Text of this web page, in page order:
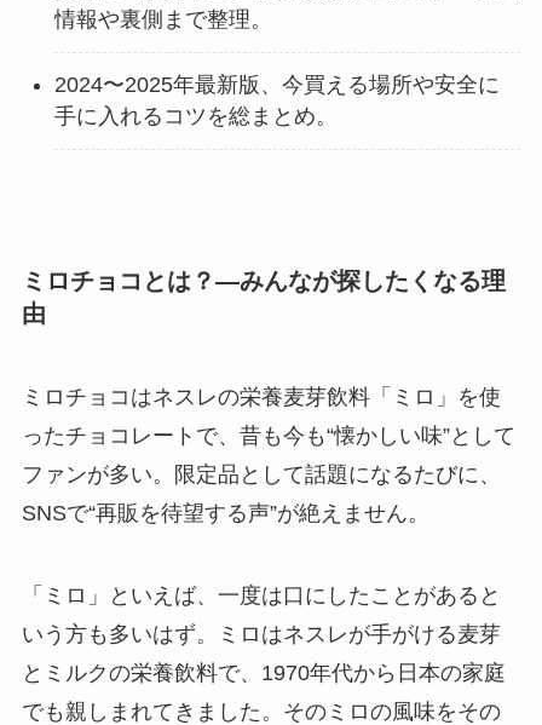
情報や裏側まで整理。
2024〜2025年最新版、今買える場所や安全に
手に入れるコツを総まとめ。
ミロチョコとは？―みんなが探したくなる理
由
ミロチョコはネスレの栄養麦芽飲料「ミロ」を使
ったチョコレートで、昔も今も“懐かしい味”として
ファンが多い。限定品として話題になるたびに、
SNSで“再販を待望する声”が絶えません。
「ミロ」といえば、一度は口にしたことがあると
いう方も多いはず。ミロはネスレが手がける麦芽
とミルクの栄養飲料で、1970年代から日本の家庭
でも親しまれてきました。そのミロの風味をその